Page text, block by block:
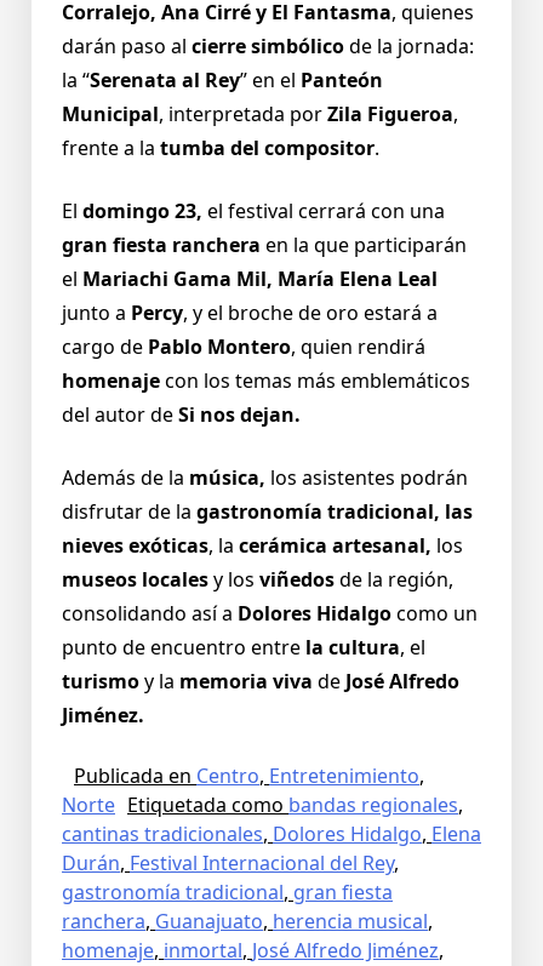
Corralejo, Ana Cirré y El Fantasma, quienes
darán paso al cierre simbólicode la jornada:
la “Serenata al Rey” en el Panteón
Municipal, interpretada porZila Figueroa,
frente a la tumba del compositor.
El domingo 23, el festival cerrará con una
gran fiesta ranchera en la que participarán
el Mariachi Gama Mil, María Elena Leal
junto a Percy, y el broche de oro estará a
cargo de Pablo Montero, quien rendirá
homenajecon los temas más emblemáticos
del autor deSi nos dejan.
Además de la música, los asistentes podrán
disfrutar de la gastronomía tradicional, las
nieves exóticas, la cerámica artesanal, los
museos localesy los viñedosde la región,
consolidando así a Dolores Hidalgocomo un
punto de encuentro entre la cultura, el
turismoy la memoria viva deJosé Alfredo
Jiménez.
Publicada en Centro, Entretenimiento,
Norte Etiquetada como bandas regionales,
cantinas tradicionales, Dolores Hidalgo, Elena
Durán, Festival Internacional del Rey,
gastronomía tradicional, gran fiesta
ranchera, Guanajuato, herencia musical,
homenaje, inmortal, José Alfredo Jiménez,